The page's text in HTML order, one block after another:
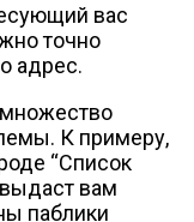
вас
точно
адрес.
К примеру,
“Список
вам
паблики